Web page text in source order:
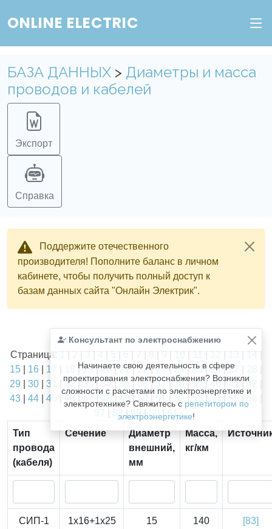
ONLINE ELECTRIC
БАЗА ДАННЫХ > Диаметры и масса
проводов и кабелей
Экспорт
Справка
Поддержите отечественного
производителя! Пополните баланс в личном
кабинете, чтобы получить полный доступ к
базам данных сайта "Онлайн Электрик".
Консультант по электроснабжению
Начинаете свою деятельность в сфере
проектирования электроснабжения? Возникли
сложности с расчетами по электроэнергетике и
электротехнике? Свяжитесь с репетитором по
электроэнергетике!
Найдено1811из1811записей.
Страница: 1 | 2 | 3 | 4 | 5 | 6 | 7 | 8 | 9 | 10 | 11 | 12 | 13 | 14 |
15
16 17 |19|20|21|22|23|24|25 |26|27
29
30 31 |32|33|34|35 |36|37|38|39| 40|41|42
43
44 45 | 49 |50 |53 54
58|59|60|61
Тип
провода
(кабеля)
Сечение
Диаметр
внешний,
мм
Масса,
кг/км
СИП-1 1x16+1x25 15 140 [83]